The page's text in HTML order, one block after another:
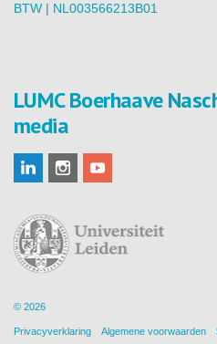
BTW | NL003566213B01
LUMC Boerhaave
media
© 2026
Privacyverklaring Algemene voorwaarden